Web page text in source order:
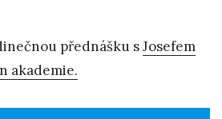
přednášku sJosefem
akademie.